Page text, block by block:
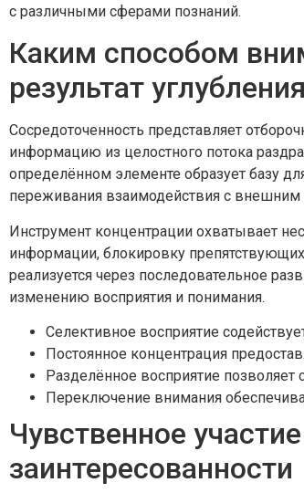
с различными сферами познаний.
Каким способом
результат углубления
Сосредоточенность представляет
информацию из целостного потока
определённом элементе образует базу
переживания взаимодействия с внешним
Инструмент концентрации охватывает
информации, блокировку
реализуется через последовательное
изменению восприятия и понимания.
Селективное восприятие
Постоянное концентрация
Разделённое восприятие позволяет
Переключение внимания
Чувственное
заинтересованности